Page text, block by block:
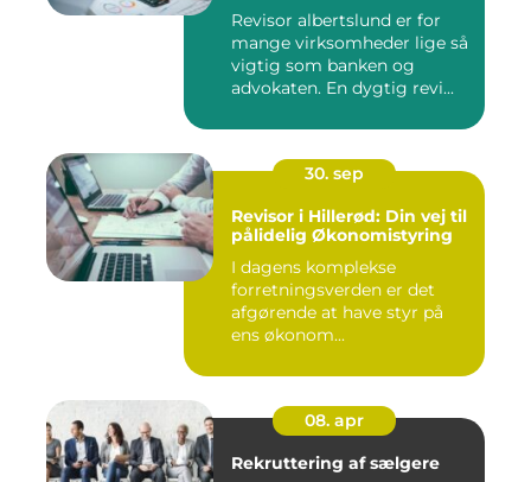
Revisor albertslund er for
mange virksomheder lige så
vigtig som banken og
advokaten. En dygtig revi...
30. sep
Revisor i Hillerød: Din vej til
pålidelig Økonomistyring
I dagens komplekse
forretningsverden er det
afgørende at have styr på
ens økonom...
08. apr
Rekruttering af sælgere